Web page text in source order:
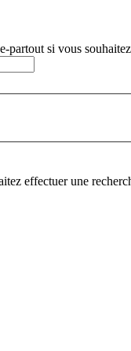
si vous
effectuer une